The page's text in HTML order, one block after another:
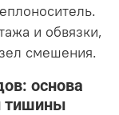
и обвязки,
смешения.
основа
тишины